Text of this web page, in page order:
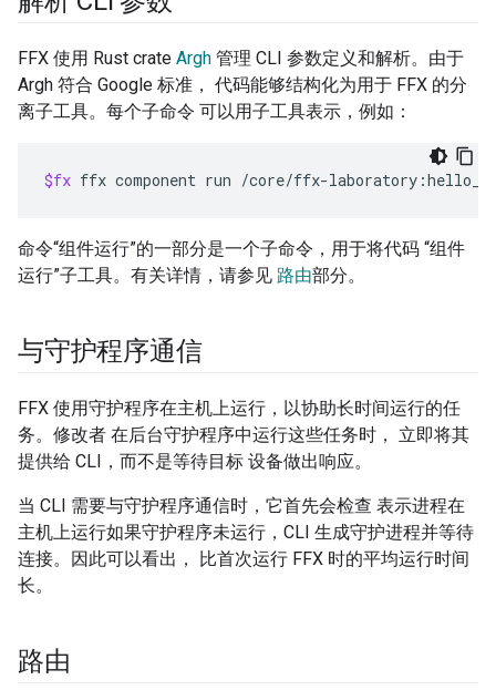
FFX 使用 Rust crate Argh 管理 CLI 参数定义和解析。由于
Argh 符合 Google 标准， 代码能够结构化为用于 FFX 的分
离子工具。每个子命令 可以用子工具表示，例如：
$fx ffx component run /core/ffx-
命令“组件运行”的一部分是一个子命令，用于将代码 “组件
运行”子工具。有关详情，请参见 路由部分。
与守护程序通信
FFX 使用守护程序在主机上运行，以协助长时间运行的任
务。修改者 在后台守护程序中运行这些任务时， 立即将其
提供给 CLI，而不是等待目标 设备做出响应。
当 CLI 需要与守护程序通信时，它首先会检查 表示进程在
主机上运行如果守护程序未运行，CLI 生成守护进程并等待
连接。因此可以看出， 比首次运行 FFX 时的平均运行时间
长。
路由